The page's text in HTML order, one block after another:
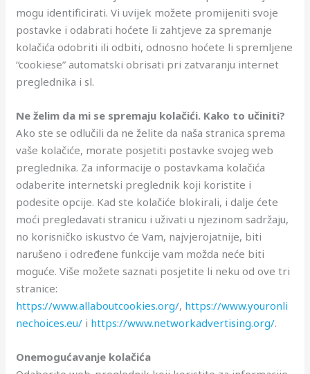
mogu identificirati. Vi uvijek možete promijeniti svoje
postavke i odabrati hoćete li zahtjeve za spremanje
kolačića odobriti ili odbiti, odnosno hoćete li spremljene
“cookiese” automatski obrisati pri zatvaranju internet
preglednika i sl.
Ne želim da mi se spremaju kolačići. Kako to učiniti?
Ako ste se odlučili da ne želite da naša stranica sprema
vaše kolačiće, morate posjetiti postavke svojeg web
preglednika. Za informacije o postavkama kolačića
odaberite internetski preglednik koji koristite i
podesite opcije. Kad ste kolačiće blokirali, i dalje ćete
moći pregledavati stranicu i uživati u njezinom sadržaju,
no korisničko iskustvo će Vam, najvjerojatnije, biti
narušeno i određene funkcije vam možda neće biti
moguće. Više možete saznati posjetite li neku od ove tri
stranice:
https://www.allaboutcookies.org/, https://www.youronli
nechoices.eu/ i https://www.networkadvertising.org/.
Onemogućavanje kolačića